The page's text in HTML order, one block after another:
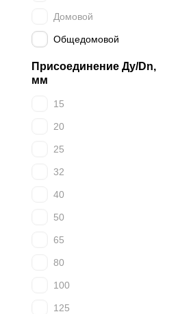
Домовой
Общедомовой
Присоединение Ду/Dn,
мм
15
20
25
32
40
50
65
80
100
125